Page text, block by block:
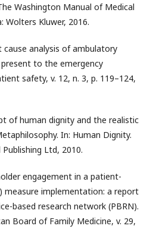
Washington Manual of Medical
Wolters Kluwer, 2016.
cause analysis of ambulatory
to the emergency
safety, v. 12, n. 3, p. 119–124,
of human dignity and the realistic
In: Human Dignity.
Ltd, 2010.
engagement in a patient-
measure implementation: a report
based research network (PBRN).
Board of Family Medicine, v. 29,